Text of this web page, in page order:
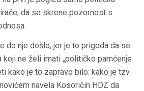
da se skrene pozornost s
do nje došlo, jer je to prigoda da se
koji ne želi imati „političko pamćenje
kako je to zapravo bilo: kako je tzv.
navela Kosoričin HDZ da